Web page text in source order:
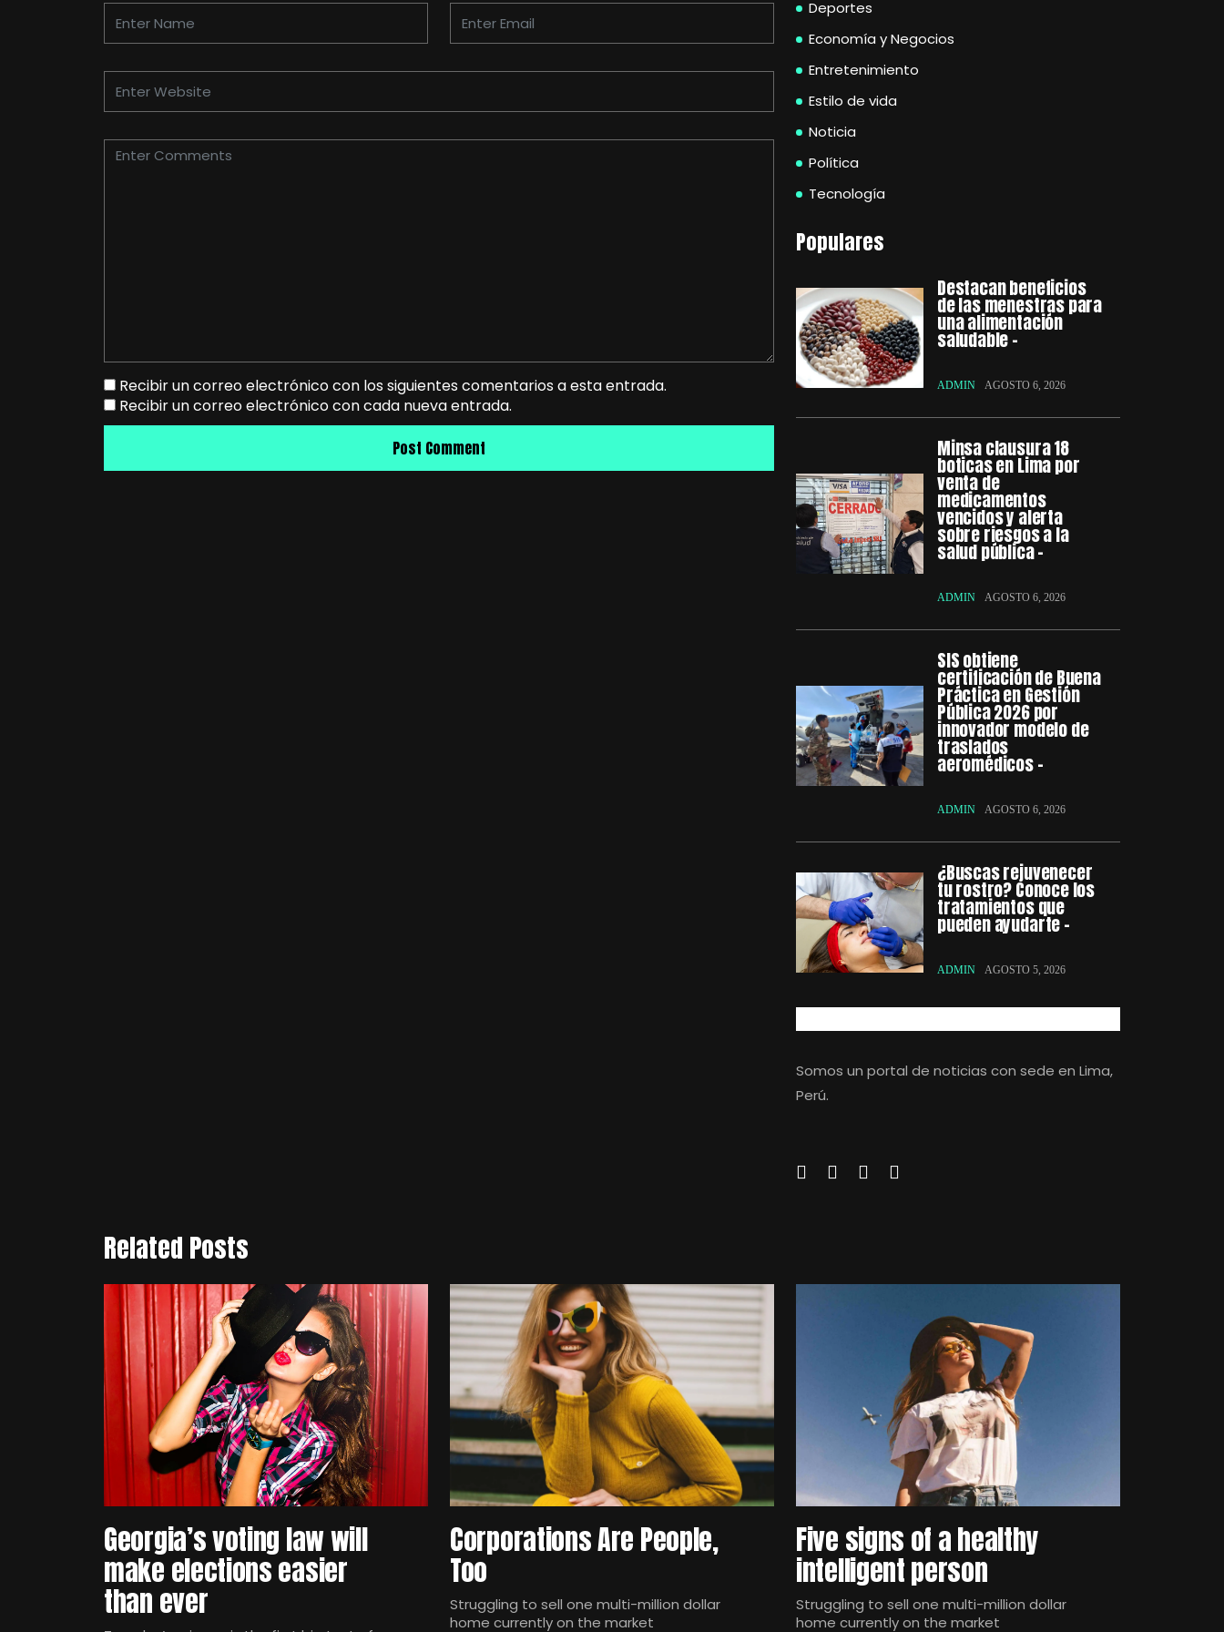
Recibir un correo electrónico con los siguientes comentarios a esta entrada.
Recibir un correo electrónico con cada nueva entrada.
Deportes
Economía y Negocios
Entretenimiento
Estilo de vida
Noticia
Política
Tecnología
Populares
Destacan beneficios
de las menestras para
una alimentación
saludable –
ADMIN AGOSTO 6, 2026
Minsa clausura 18
boticas en Lima por
venta de
medicamentos
vencidos y alerta
sobre riesgos a la
salud pública –
ADMIN AGOSTO 6, 2026
SIS obtiene
certificación de Buena
Práctica en Gestión
Pública 2026 por
innovador modelo de
traslados
aeromédicos –
ADMIN AGOSTO 6, 2026
¿Buscas rejuvenecer
tu rostro? Conoce los
tratamientos que
pueden ayudarte –
ADMIN AGOSTO 5, 2026
Somos un portal de noticias con sede en Lima,
Perú.
Related Posts
Georgia’s voting law will
make elections easier
than ever
Corporations Are People,
Too
Struggling to sell one multi-million dollar
home currently on the market
Five signs of a healthy
intelligent person
Struggling to sell one multi-million dollar
home currently on the market